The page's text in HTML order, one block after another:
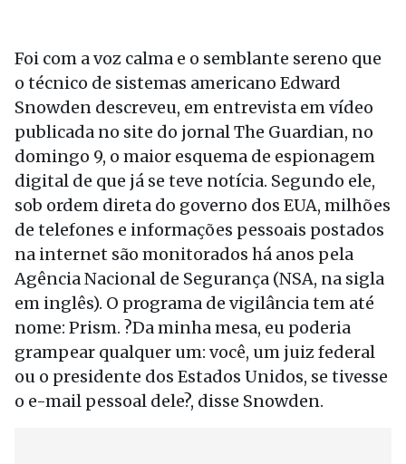
Foi com a voz calma e o semblante sereno que
o técnico de sistemas americano Edward
Snowden descreveu, em entrevista em vídeo
publicada no site do jornal The Guardian, no
domingo 9, o maior esquema de espionagem
digital de que já se teve notícia. Segundo ele,
sob ordem direta do governo dos EUA, milhões
de telefones e informações pessoais postados
na internet são monitorados há anos pela
Agência Nacional de Segurança (NSA, na sigla
em inglês). O programa de vigilância tem até
nome: Prism. ?Da minha mesa, eu poderia
grampear qualquer um: você, um juiz federal
ou o presidente dos Estados Unidos, se tivesse
o e-mail pessoal dele?, disse Snowden.